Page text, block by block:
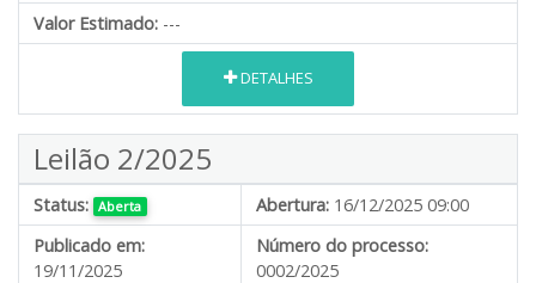
Valor Estimado: ---
DETALHES
Leilão 2/2025
Status: Aberta Abertura: 16/12/2025 09:00
Publicado em:
19/11/2025
Número do processo:
0002/2025